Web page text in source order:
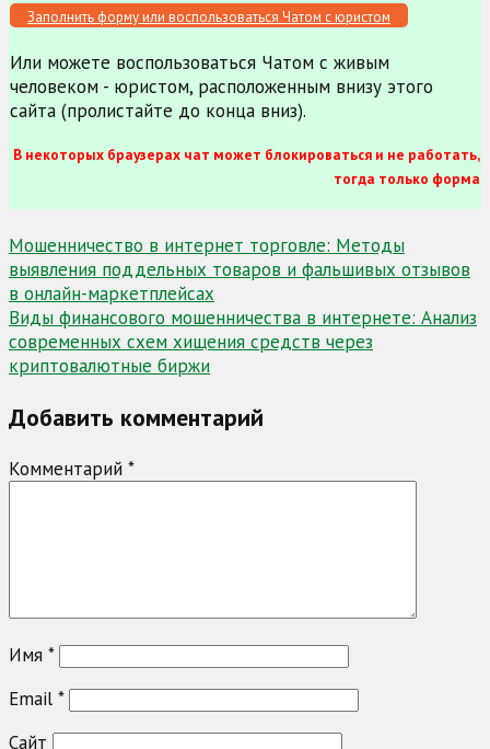
Заполнить форму или воспользоваться Чатом с юристом
Или можете воспользоваться Чатом с живым
человеком - юристом, расположенным внизу этого
сайта (пролистайте до конца вниз).
В некоторых браузерах чат может блокироваться и не работать,
тогда только форма
Навигация
по
записям
Мошенничество в интернет торговле: Методы
выявления поддельных товаров и фальшивых отзывов
в онлайн-маркетплейсах
Виды финансового мошенничества в интернете: Анализ
современных схем хищения средств через
криптовалютные биржи
Добавить комментарий
Комментарий *
Имя *
Email *
Сайт